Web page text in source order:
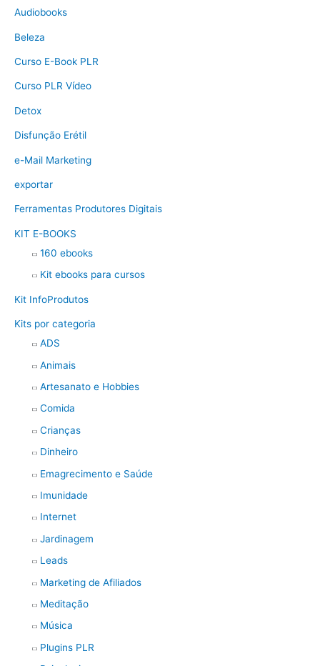
Audiobooks
Beleza
Curso E-Book PLR
Curso PLR Vídeo
Detox
Disfunção Erétil
e-Mail Marketing
exportar
Ferramentas Produtores Digitais
KIT E-BOOKS
160 ebooks
Kit ebooks para cursos
Kit InfoProdutos
Kits por categoria
ADS
Animais
Artesanato e Hobbies
Comida
Crianças
Dinheiro
Emagrecimento e Saúde
Imunidade
Internet
Jardinagem
Leads
Marketing de Afiliados
Meditação
Música
Plugins PLR